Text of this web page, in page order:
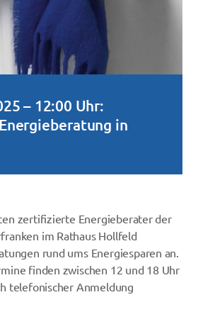
– 12:00 Uhr:
in
zertifizierte Energieberater der
im Rathaus Hollfeld
rund ums Energiesparen an.
finden zwischen 12 und 18 Uhr
telefonischer Anmeldung